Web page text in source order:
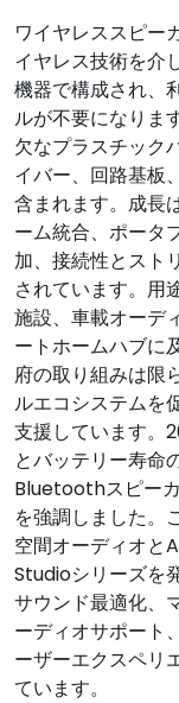
ワイヤレススピ
イヤレス技術を介
機器で構成され、
ルが不要になりま
欠なプラスチック
イバー、回路基板
含まれます。成長
ーム統合、ポータ
加、接続性とスト
されています。用
施設、車載オーデ
ートホームハブに
府の取り組みは限
ルエコシステムを
支援しています。
とバッテリー寿命
Bluetoothスピー
を強調しました。
空間オーディオと
Studioシリーズを
サウンド最適化、
ーディオサポート
ーザーエクスペリ
ています。